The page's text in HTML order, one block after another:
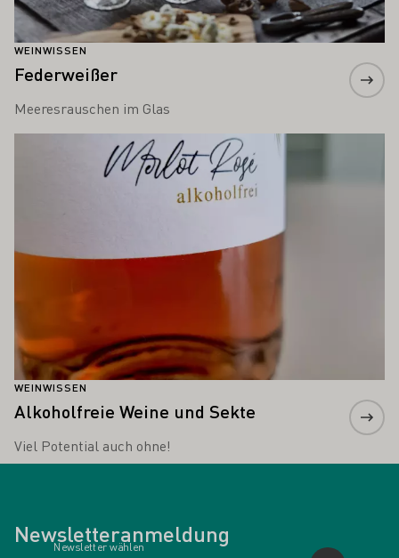
WEINWISSEN
Federweißer
Meeresrauschen im Glas
WEINWISSEN
Alkoholfreie Weine und Sekte
Viel Potential auch ohne!
Newsletteranmeldung
Newsletter wählen